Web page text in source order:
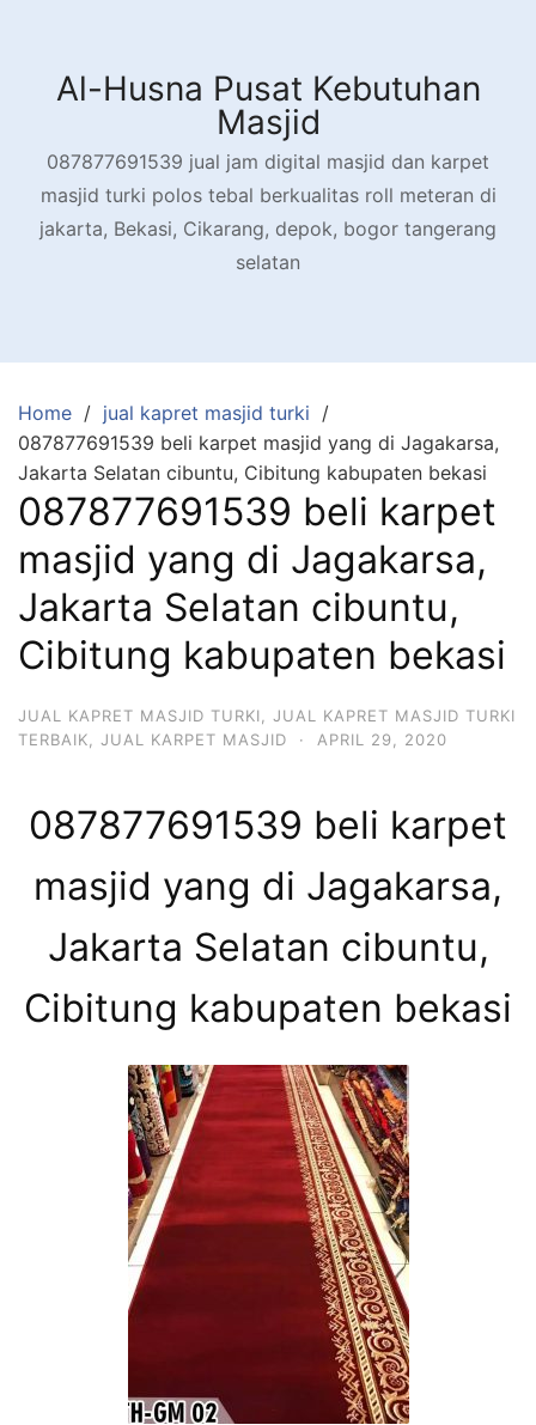
contentAl-Husna Pusat Kebutuhan
Masjid
087877691539 jual jam digital masjid dan karpet
masjid turki polos tebal berkualitas roll meteran di
jakarta, Bekasi, Cikarang, depok, bogor tangerang
selatan
Home
jual kapret masjid turki
087877691539 beli karpet masjid yang di Jagakarsa,
Jakarta Selatan cibuntu, Cibitung kabupaten bekasi
087877691539 beli karpet
masjid yang di Jagakarsa,
Jakarta Selatan cibuntu,
Cibitung kabupaten bekasi
JUAL KAPRET MASJID TURKI
JUAL KAPRET MASJID TURKI
TERBAIK
JUAL KARPET MASJID · APRIL 29, 2020
087877691539 beli karpet
masjid yang di Jagakarsa,
Jakarta Selatan cibuntu,
Cibitung kabupaten bekasi